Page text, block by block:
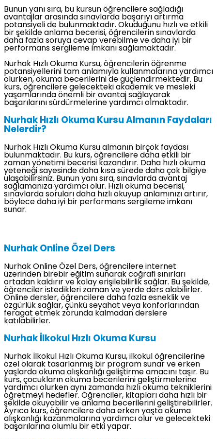
Bunun yanı sıra, bu kursun öğrencilere sağladığı
avantajlar arasında sınavlarda başarıyı artırma
potansiyeli de bulunmaktadır. Okuduğunu hızlı ve etkili
bir şekilde anlama becerisi, öğrencilerin sınavlarda
daha fazla soruya cevap verebilme ve daha iyi bir
performans sergileme imkanı sağlamaktadır.
Nurhak Hızlı Okuma Kursu, öğrencilerin öğrenme
potansiyellerini tam anlamıyla kullanmalarına yardımcı
olurken, okuma becerilerini de güçlendirmektedir. Bu
kurs, öğrencilere gelecekteki akademik ve mesleki
yaşamlarında önemli bir avantaj sağlayarak
başarılarını sürdürmelerine yardımcı olmaktadır.
Nurhak Hızlı Okuma Kursu Almanın Faydaları
Nelerdir?
Nurhak Hızlı Okuma Kursu almanın birçok faydası
bulunmaktadır. Bu kurs, öğrencilere daha etkili bir
zaman yönetimi becerisi kazandırır. Daha hızlı okuma
yeteneği sayesinde daha kısa sürede daha çok bilgiye
ulaşabilirsiniz. Bunun yanı sıra, sınavlarda avantaj
sağlamanıza yardımcı olur. Hızlı okuma becerisi,
sınavlarda soruları daha hızlı okuyup anlamınızı artırır,
böylece daha iyi bir performans sergileme imkanı
sunar.
Nurhak Online Özel Ders
Nurhak Online Özel Ders, öğrencilere internet
üzerinden birebir eğitim sunarak coğrafi sınırları
ortadan kaldırır ve kolay erişilebilirlik sağlar. Bu şekilde,
öğrenciler istedikleri zaman ve yerde ders alabilirler.
Online dersler, öğrencilere daha fazla esneklik ve
özgürlük sağlar, çünkü seyahat veya konforlarından
feragat etmek zorunda kalmadan derslere
katılabilirler.
Nurhak İlkokul Hızlı Okuma Kursu
Nurhak İlkokul Hızlı Okuma Kursu, ilkokul öğrencilerine
özel olarak tasarlanmış bir program sunar ve erken
yaşlarda okuma alışkanlığı geliştirme amacını taşır. Bu
kurs, çocukların okuma becerilerini geliştirmelerine
yardımcı olurken aynı zamanda hızlı okuma tekniklerini
öğretmeyi hedefler. Öğrenciler, kitapları daha hızlı bir
şekilde okuyabilir ve anlama becerilerini geliştirebilirler.
Ayrıca kurs, öğrencilere daha erken yaşta okuma
alışkanlığı kazanmalarına yardımcı olur ve gelecekteki
başarılarına olumlu bir etki yapar.